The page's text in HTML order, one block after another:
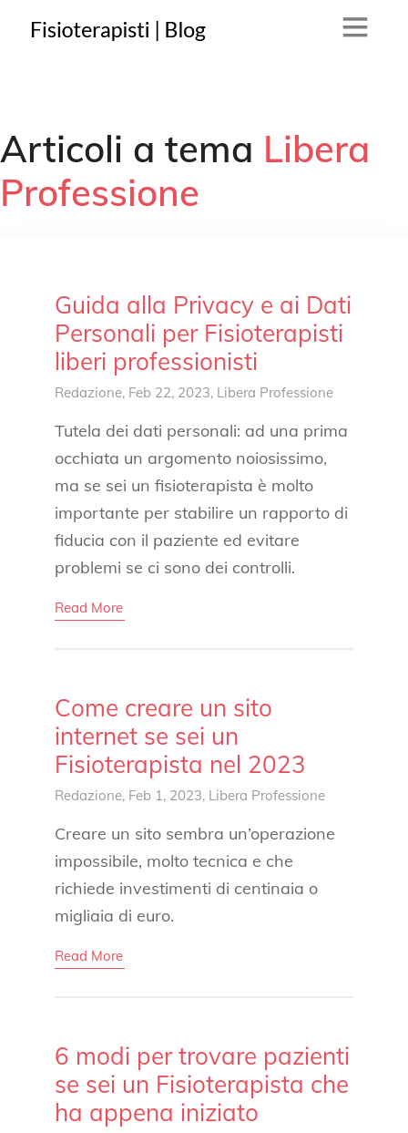
Articoli a tema Libera
Professione
Guida alla Privacy e ai Dati
Personali per Fisioterapisti
liberi professionisti
Redazione, Feb 22, 2023, Libera Professione
Tutela dei dati personali: ad una prima
occhiata un argomento noiosissimo,
ma se sei un fisioterapista è molto
importante per stabilire un rapporto di
fiducia con il paziente ed evitare
problemi se ci sono dei controlli.
Read More
Come creare un sito
internet se sei un
Fisioterapista nel 2023
Redazione, Feb 1, 2023, Libera Professione
Creare un sito sembra un’operazione
impossibile, molto tecnica e che
richiede investimenti di centinaia o
migliaia di euro.
Read More
6 modi per trovare pazienti
se sei un Fisioterapista che
ha appena iniziato